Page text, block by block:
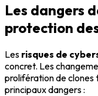
Les dangers
protection
Les risques de
concret. Les
prolifération de clones
principaux dangers :